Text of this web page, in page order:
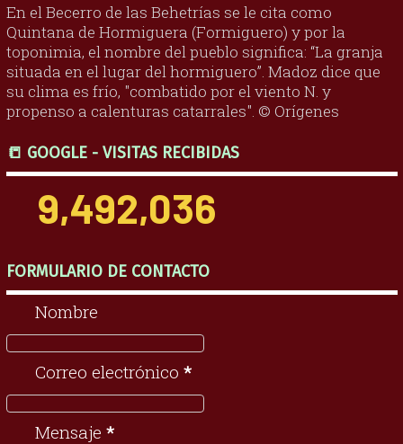
En el Becerro de las Behetrías se le cita como
Quintana de Hormiguera (Formiguero) y por la
toponimia, el nombre del pueblo significa: “La granja
situada en el lugar del hormiguero”. Madoz dice que
su clima es frío, "combatido por el viento N. y
propenso a calenturas catarrales". © Orígenes
📒 GOOGLE - VISITAS RECIBIDAS
9,492,036
FORMULARIO DE CONTACTO
Nombre
Correo electrónico *
Mensaje *